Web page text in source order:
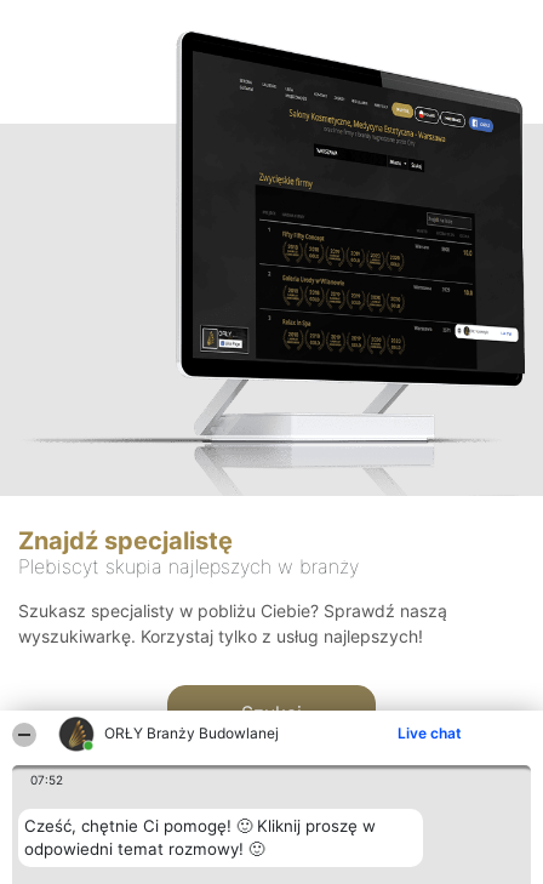
ORŁY Branży Budowlanej Live chat
07:52
Cześć, chętnie Ci pomogę! 🙂 Kliknij proszę w
odpowiedni temat rozmowy! 🙂
Znajdź specjalistę
Plebiscyt skupia najlepszych w branży
Szukasz specjalisty w pobliżu Ciebie? Sprawdź naszą
wyszukiwarkę. Korzystaj tylko z usług najlepszych!
Szukaj